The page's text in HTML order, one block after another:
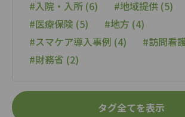
#入院・入所 (6)
#地域提供 (5)
#医療保険 (5)
#地方 (4)
#スマケア導入事例 (4)
#訪問看
#財務省 (2)
タグ全てを表示